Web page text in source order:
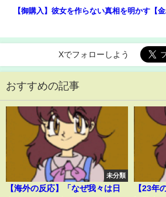
【御購入】彼女を作らない真相を明かす【金
Xでフォローしよう
おすすめの記事
未分類
【海外の反応】「なぜ我々は日
【23年